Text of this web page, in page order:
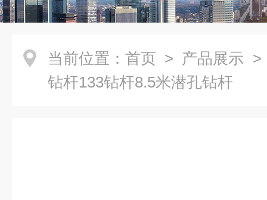
当前位置： 首页 > 产品展示
钻杆133钻杆8.5米潜孔钻杆